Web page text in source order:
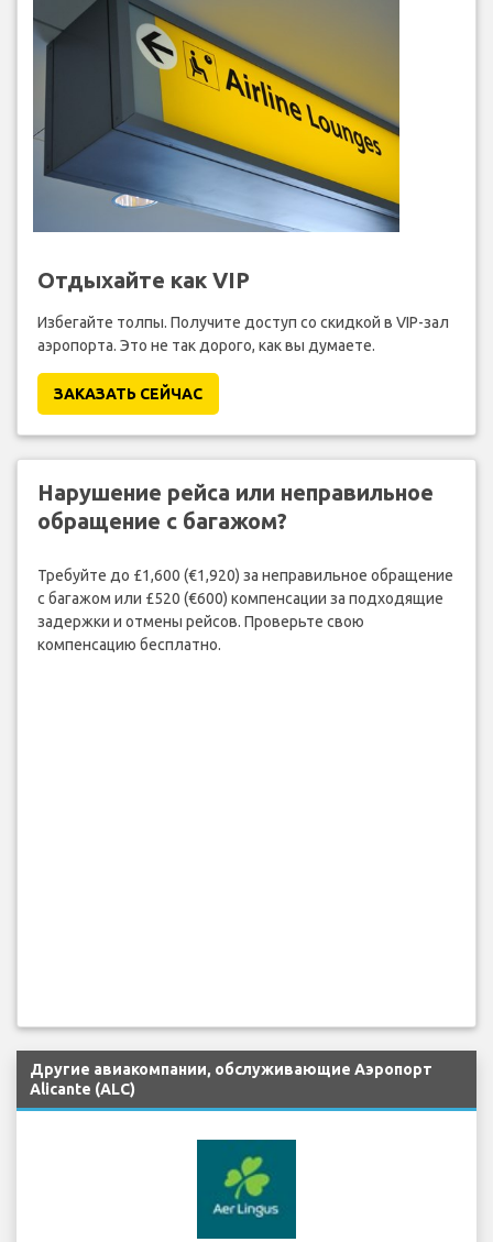
Отдыхайте как VIP
Избегайте толпы. Получите доступ со скидкой в VIP-зал
аэропорта. Это не так дорого, как вы думаете.
ЗАКАЗАТЬ СЕЙЧАС
Нарушение рейса или неправильное
обращение с багажом?
Требуйте до £1,600 (€1,920) за неправильное обращение
с багажом или £520 (€600) компенсации за подходящие
задержки и отмены рейсов. Проверьте свою
компенсацию бесплатно.
Другие авиакомпании, обслуживающие Аэропорт
Alicante (ALC)